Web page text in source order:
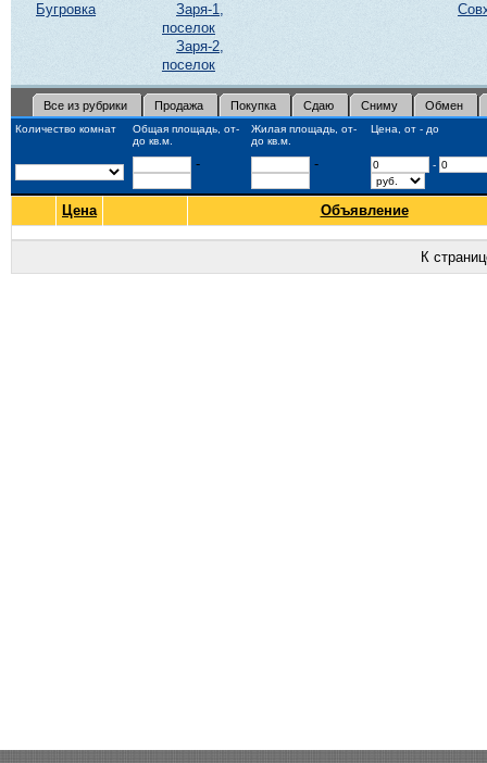
Бугровка
Заря-1,
поселок
Заря-2,
поселок
Все из рубрики Продажа Покупка Сдаю Сниму Обмен
Количество комнат
Общая площадь, от-
до кв.м.
Жилая площадь, от-
до кв.м.
Цена, от - до
- - -
Цена Объявление
К